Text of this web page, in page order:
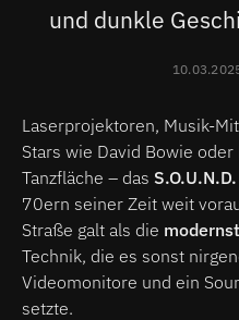
und dunkle
Laserprojektoren, Musik-
Stars wie David Bowie
Tanzfläche – das S.O.U.N.D.
70ern seiner Zeit weit
Straße galt als die
Technik, die es sonst
Videomonitore und ein
setzte.